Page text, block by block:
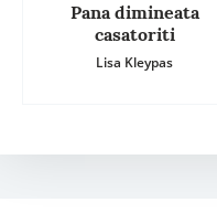
Pana dimineata
casatoriti
Lisa Kleypas